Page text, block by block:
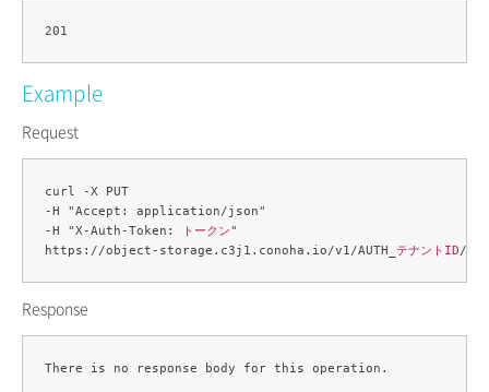
Example
Request
curl -X PUT
-H "Accept: application/json"
-H "X-Auth-Token:
トークン"
https://object-storage.c3j1.conoha.io/v1/AUTH_ テナントID/
Response